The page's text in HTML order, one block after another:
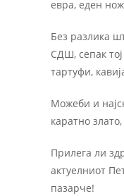
евра, еден
Без разлика
СДШ, сепак
тартуфи,
Можеби и
каратно
Прилега ли
актуелниот
пазарче!